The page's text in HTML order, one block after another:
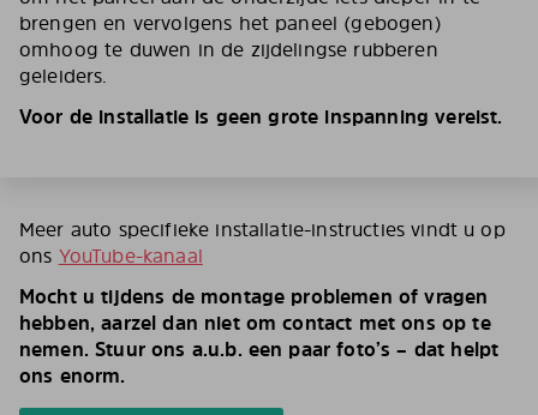
brengen en vervolgens het paneel (gebogen)
omhoog te duwen in de zijdelingse rubberen
geleiders.
Voor de installatie is geen grote inspanning vereist.
Meer auto specifieke installatie-instructies vindt u op
ons YouTube-kanaal
Mocht u tijdens de montage problemen of vragen
hebben, aarzel dan niet om contact met ons op te
nemen. Stuur ons a.u.b. een paar foto’s – dat helpt
ons enorm.